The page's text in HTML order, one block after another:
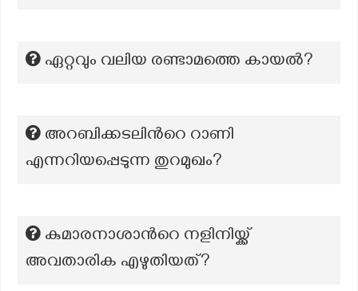
ഏറ്റവും വലിയ രണ്ടാമത്തെ കായല്‍?
അറബിക്കടലിന്‍റെ റാണി
എന്നറിയപ്പെടുന്ന തുറമുഖം?
കുമാരനാശാന്‍റെ നളിനിയ്ക്ക്
അവതാരിക എഴുതിയത്?